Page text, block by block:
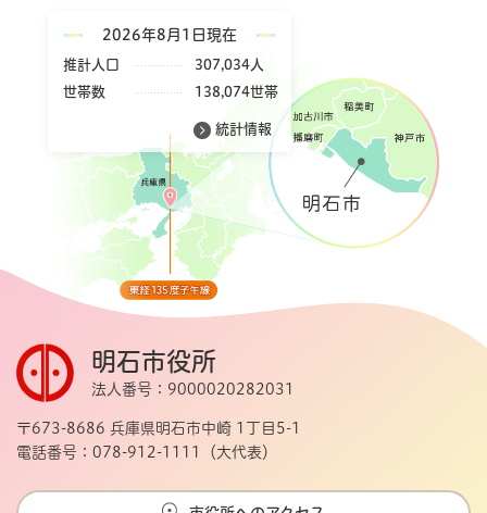
2026年8月1日現在
推計人口
307,034人
世帯数
138,074世帯
統計情報
明石市役所
法人番号：9000020282031
〒673-8686 兵庫県明石市中崎 1丁目5-1
電話番号：078-912-1111（大代表）